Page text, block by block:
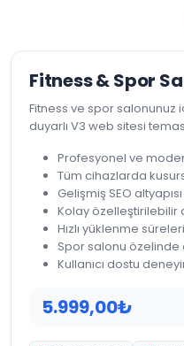
Fitness & Spor
Fitness ve spor salonunuz
duyarlı V3 web sitesi
Profesyonel ve
Tüm cihazlarda
Gelişmiş SEO altyapısı
Kolay özelleştirilebilir
Hızlı yüklenme süreleri
Spor salonu
Kullanıcı dostu
5.999,00₺